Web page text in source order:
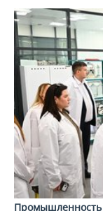
Промышленность